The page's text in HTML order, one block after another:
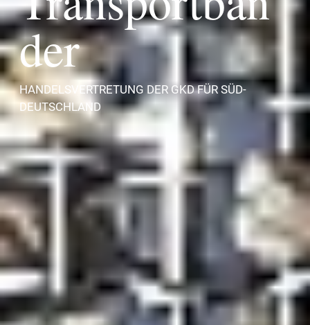
der
HANDELSVERTRETUNG DER GKD FÜR SÜD-
DEUTSCHLAND